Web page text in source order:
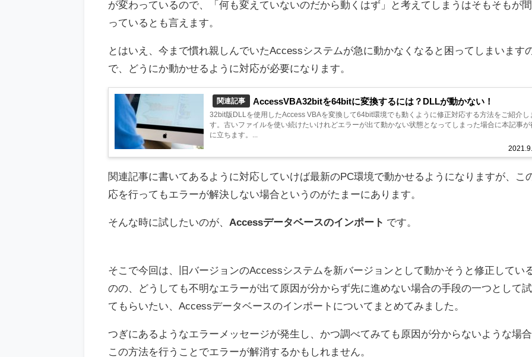
が変わっているので、「何も変えていないのだから動くはず」と考えてしまうはそもそもが
っているとも言えます。
とはいえ、今まで慣れ親しんでいたAccessシステムが急に動かなくなると困ってしまいます
で、どうにか動かせるように対応が必要になります。
関連記事 AccessVBA32bitを64bitに変換するには？DLLが動かない！
32bit版DLLを使用したAccess VBAを変換して64bit環境でも動くように修正対応する方法をご紹介し
す。古いファイルを使い続けたいけれどエラーが出て動かない状態となってしまった場合に本記事が
に立ちます。...
関連記事に書いてあるように対応していけば最新のPC環境で動かせるようになりますが、こ
応を行ってもエラーが解決しない場合というのがたまーにあります。
そんな時に試したいのが、 Accessデータベースのインポート です。
そこで今回は、旧バージョンのAccessシステムを新バージョンとして動かそうと修正してい
のの、どうしても不明なエラーが出て原因が分からず先に進めない場合の手段の一つとして
てもらいたい、Accessデータベースのインポートについてまとめてみました。
つぎにあるようなエラーメッセージが発生し、かつ調べてみても原因が分からないような場
この方法を行うことでエラーが解消するかもしれません。